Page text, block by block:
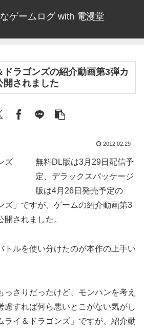
ゲームログ with 電漫堂
ドラゴンズの紹介動画第3弾カ
開されました
2012.02.29
無料DL版は3月29日配信予
定、デラックスパッケージ
版は4月26日発売予定の
ズ」ですが、ゲームの紹介動画第3
されました。
トルを使い分けたのが本作の上手い
っさりだったけど、モンハンを考え
慮すれば何ら悪いとこがない気がし
ライ＆ドラゴンズ」ですが、紹介動